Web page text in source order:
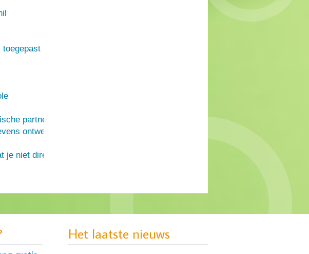
toegepast
partner
ontwerpen
je niet direct ziet
Het laatste nieuws
MIND: gebrek aan
passende zorg voor groep